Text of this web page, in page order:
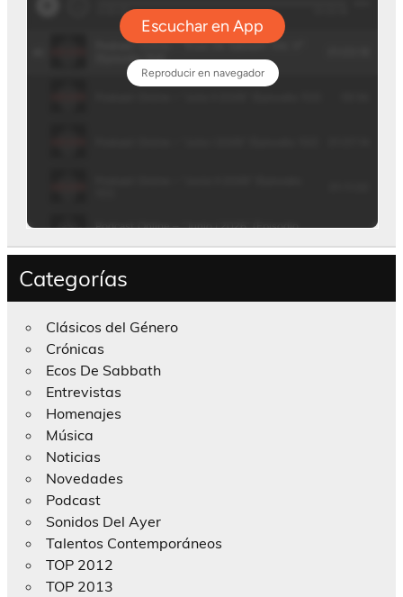
Categorías
Clásicos del Género
Crónicas
Ecos De Sabbath
Entrevistas
Homenajes
Música
Noticias
Novedades
Podcast
Sonidos Del Ayer
Talentos Contemporáneos
TOP 2012
TOP 2013